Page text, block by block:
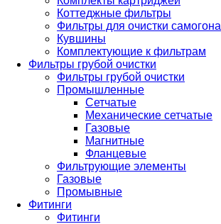
Коттеджные фильтры
Фильтры для очистки самогона
Кувшины
Комплектующие к фильтрам
Фильтры грубой очистки
Фильтры грубой очистки
Промышленные
Сетчатые
Механические сетчатые
Газовые
Магнитные
Фланцевые
Фильтрующие элементы
Газовые
Промывные
Фитинги
Фитинги